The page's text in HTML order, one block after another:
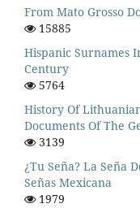
From Mato Grosso
15885
Hispanic Surnames
Century
5764
History Of
Documents Of The
3139
¿Tu Seña? La Seña
Señas Mexicana
1979